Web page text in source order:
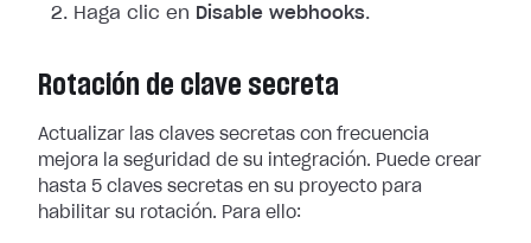
Haga clic en Disable webhooks.
Rotación de clave secreta
Actualizar las claves secretas con frecuencia
mejora la seguridad de su
integración. Puede crear
hasta 5 claves secretas en su proyecto para
habilitar su rotación. Para ello: